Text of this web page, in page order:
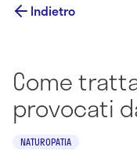
Indietro
Come
provocati
NATUROPATIA